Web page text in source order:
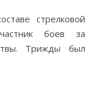
боев за
Трижды был